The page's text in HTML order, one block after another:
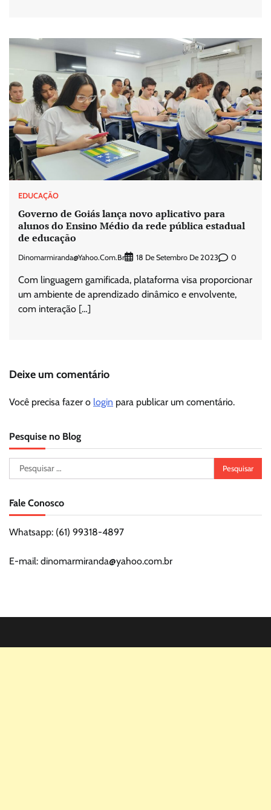
EDUCAÇÃO
Governo de Goiás lança novo aplicativo para
alunos do Ensino Médio da rede pública estadual
de educação
Dinomarmiranda@yahoo.com.br 18 De Setembro De 2023 0
Com linguagem gamificada, plataforma visa proporcionar
um ambiente de aprendizado dinâmico e envolvente,
com interação […]
Deixe um comentário
Você precisa fazer o login para publicar um comentário.
Pesquise no Blog
Pesquisar
por:
Fale Conosco
Whatsapp: (61) 99318-4897
E-mail: dinomarmiranda@yahoo.com.br